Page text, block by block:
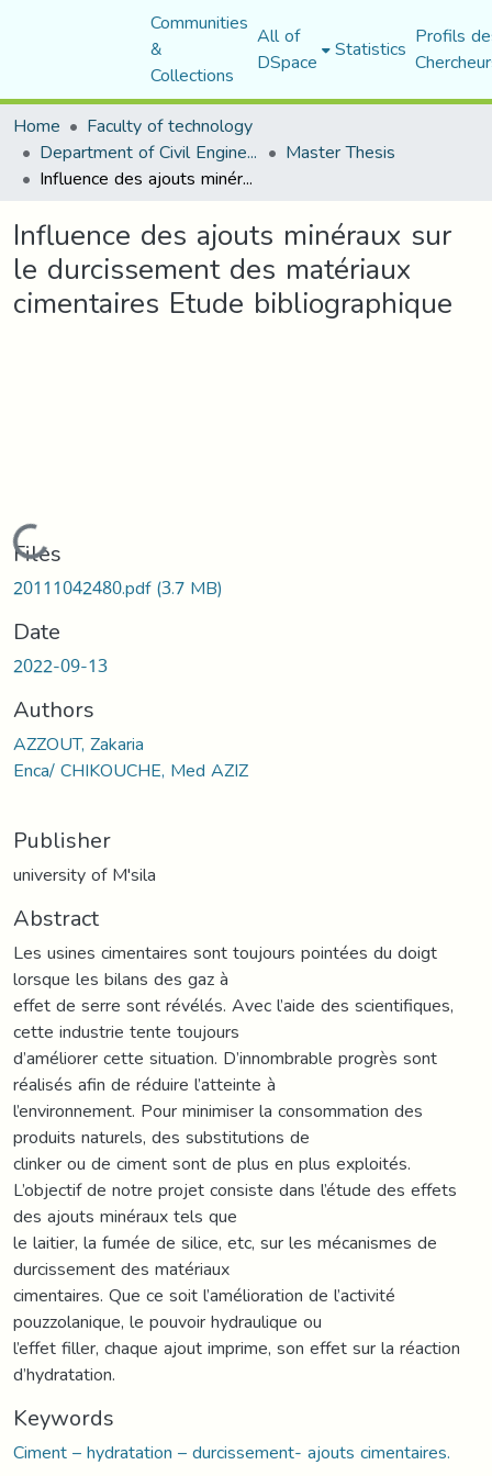
Communities
&
Collections
All of
DSpace Statistics Profils
Home
Faculty of technology
Department of Civil Engineering Master Thesis
Influence des ajouts minéraux sur le durcissement des matériaux cimentaires Etude bibliographique
Influence des ajouts minéraux sur
le durcissement des matériaux
cimentaires Etude bibliographique
Loading...
Files
20111042480.pdf(3.7 MB)
Date
2022-09-13
Authors
AZZOUT, Zakaria
Enca/ CHIKOUCHE, Med AZIZ
Publisher
university of M'sila
Abstract
Les usines cimentaires sont toujours pointées du doigt
lorsque les bilans des gaz à
effet de serre sont révélés. Avec l’aide des scientifiques,
cette industrie tente toujours
d’améliorer cette situation. D’innombrable progrès sont
réalisés afin de réduire l’atteinte à
l’environnement. Pour minimiser la consommation des
produits naturels, des substitutions de
clinker ou de ciment sont de plus en plus exploités.
L’objectif de notre projet consiste dans l’étude des effets
des ajouts minéraux tels que
le laitier, la fumée de silice, etc, sur les mécanismes de
durcissement des matériaux
cimentaires. Que ce soit l’amélioration de l’activité
pouzzolanique, le pouvoir hydraulique ou
l’effet filler, chaque ajout imprime, son effet sur la réaction
d’hydratation.
Keywords
Ciment – hydratation – durcissement- ajouts cimentaires.